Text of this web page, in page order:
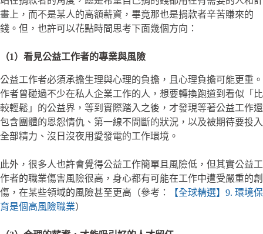
畫上，而不是某人的高額薪資，畢竟那也是捐款者辛苦賺來的
錢。但，也許可以花點時間思考下面幾個方向：
（1）看見公益工作者的專業與風險
公益工作者必須承擔生理與心理的負擔，且心理負擔可能更重。
作者曾碰過不少在私人企業工作的人，想要轉換跑道到看似「比
較輕鬆」的公益界，等到實際踏入之後，才發現等著公益工作還
包含團體的恩怨情仇、第一線不間斷的狀況，以及被期待要投入
全部精力、沒日沒夜用愛發電的工作環境。
此外，很多人也許會覺得公益工作簡單且風險低，但其實公益工
作者的職業傷害風險很高，身心都有可能在工作中遭受嚴重的創
傷，在某些領域的風險甚至更高（參考：
【全球精選】9. 環境保
育是個高風險職業）